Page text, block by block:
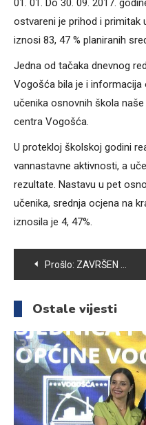
01. 01. Do 30. 09. 2017.
ostvareni je prihod i primitak
iznosi 83, 47 % planiranih
Jedna od tačaka dnevnog
Vogošća bila je i informacija
učenika osnovnih škola
centra Vogošća.
U protekloj školskoj godini
vannastavne aktivnosti, a
rezultate. Nastavu u pet
učenika, srednja ocjena na
iznosila je 4, 47%.
Navigacija
članaka
Prošlo: ZAVRŠEN JESENJI DIO PRVENSTVA U FUDBALSKOJ LIGI KANTONA SARAJEVO
Ostale vijesti